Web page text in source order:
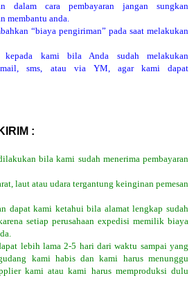
dalam cara pembayaran jangan sungkan
membantu anda.
“biaya pengiriman” pada saat melakukan
kami bila Anda sudah melakukan
sms, atau via YM, agar kami dapat
:
bila kami sudah menerima pembayaran
laut atau udara tergantung keinginan pemesan
dapat kami ketahui bila alamat lengkap sudah
setiap perusahaan expedisi memilik biaya
lebih lama 2-5 hari dari waktu sampai yang
kami habis dan kami harus menunggu
kami atau kami harus memproduksi dulu